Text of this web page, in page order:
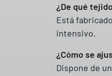
¿De qué
Está
intensivo.
¿Cómo se
Dispone de